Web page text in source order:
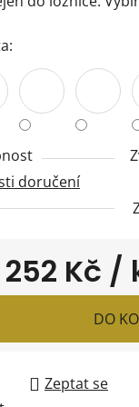
doručení
252 Kč /
cena:
DO
Zeptat se